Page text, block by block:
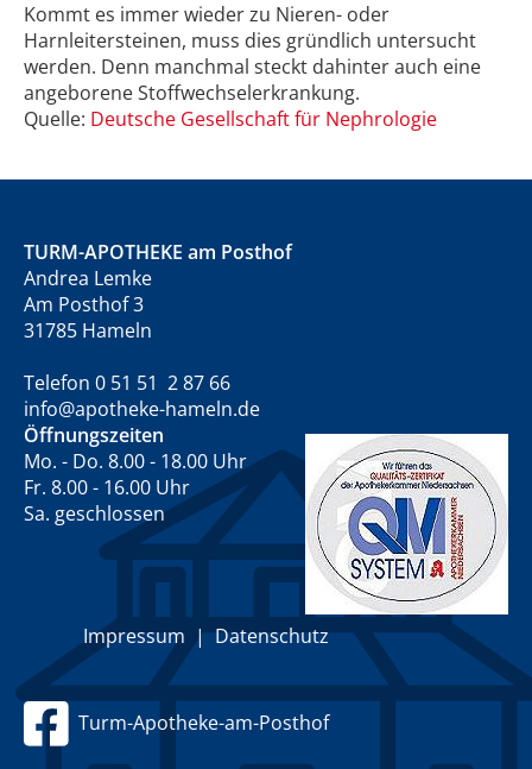
Kommt es immer wieder zu Nieren- oder
Harnleitersteinen, muss dies gründlich untersucht
werden. Denn manchmal steckt dahinter auch eine
angeborene Stoffwechselerkrankung.
Quelle: Deutsche Gesellschaft für Nephrologie
TURM-APOTHEKE am Posthof
Andrea Lemke
Am Posthof 3
31785 Hameln
Telefon 0 51 51 2 87 66
info@apotheke-hameln.de
Öffnungszeiten
Mo. - Do. 8.00 - 18.00 Uhr
Fr. 8.00 - 16.00 Uhr
Sa. geschlossen
Impressum |Datenschutz
Turm-Apotheke-am-Posthof